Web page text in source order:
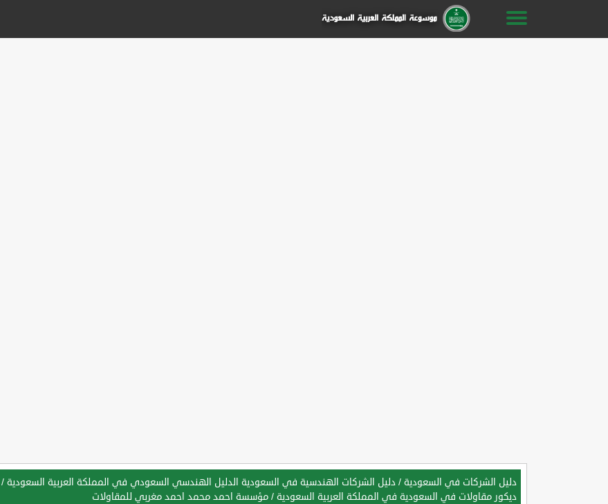
دليل الشركات في السعودية / دليل الشركات الهندسية في السعودية الدليل الهندسي السعودي في المملكة العربية السعودية /
ديكور مقاولات في السعودية في المملكة العربية السعودية / مؤسسة احمد محمد احمد مغربي للمقاولات